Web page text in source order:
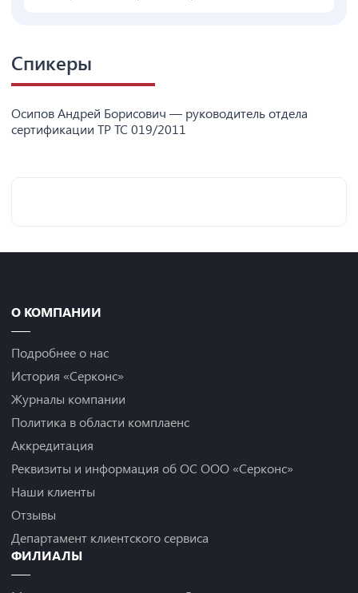
Спикеры
Осипов Андрей Борисович — руководитель отдела
сертификации ТР ТС 019/2011
О КОМПАНИИ
Подробнее о нас
История «Серконс»
Журналы компании
Политика в области комплаенс
Аккредитация
Реквизиты и информация об ОС ООО «Серконс»
Наши клиенты
Отзывы
Департамент клиентского сервиса
ФИЛИАЛЫ